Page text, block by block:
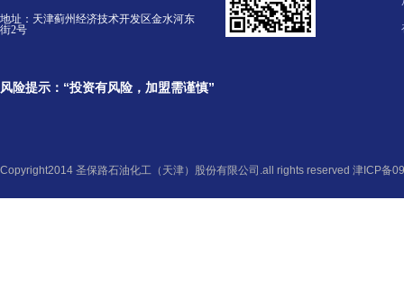
地址： 天津蓟州经济技术开发区金水河东
街2号
风险提示：“投资有风险，加盟需谨慎”
Copyright2014 圣保路石油化工（天津）股份有限公司.all rights reserved 津ICP备